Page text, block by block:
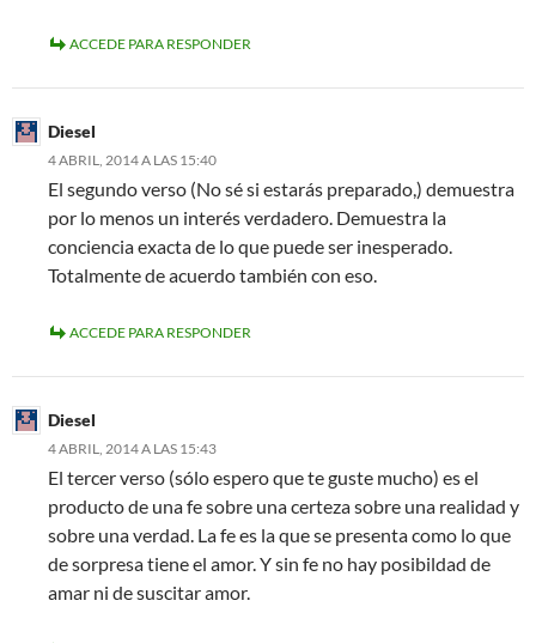
ACCEDE PARA RESPONDER
Diesel
4 ABRIL, 2014 A LAS 15:40
El segundo verso (No sé si estarás preparado,) demuestra
por lo menos un interés verdadero. Demuestra la
conciencia exacta de lo que puede ser inesperado.
Totalmente de acuerdo también con eso.
ACCEDE PARA RESPONDER
Diesel
4 ABRIL, 2014 A LAS 15:43
El tercer verso (sólo espero que te guste mucho) es el
producto de una fe sobre una certeza sobre una realidad y
sobre una verdad. La fe es la que se presenta como lo que
de sorpresa tiene el amor. Y sin fe no hay posibildad de
amar ni de suscitar amor.